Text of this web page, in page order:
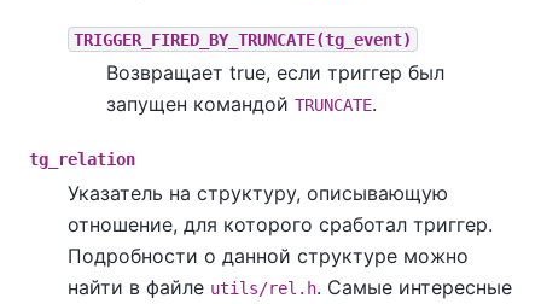
TRIGGER_FIRED_BY_TRUNCATE(tg_event)
Возвращает true, если триггер был
запущен командой TRUNCATE.
tg_relation
Указатель на структуру, описывающую
отношение, для которого сработал триггер.
Подробности о данной структуре можно
найти в файле utils/rel.h. Самые интересные